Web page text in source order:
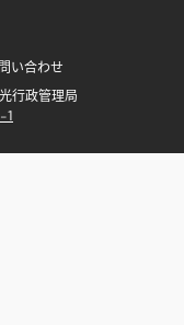
い合わせ
行政管理局
1